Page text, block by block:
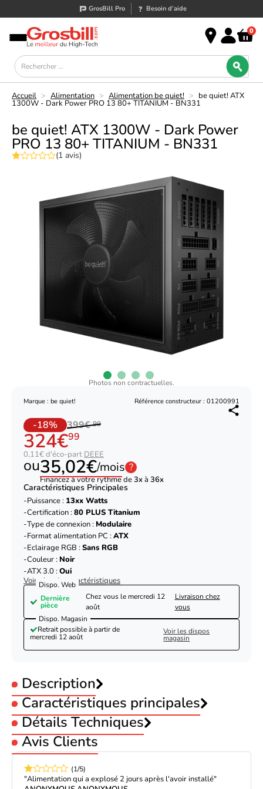
GrosBill Pro Besoin d’aide
0
Accueil > Alimentation > Alimentation be quiet! > be quiet! ATX
1300W - Dark Power PRO 13 80+ TITANIUM - BN331
be quiet! ATX 1300W - Dark Power
PRO 13 80+ TITANIUM - BN331
(1 avis)
Photos non contractuelles.
Marque : be quiet! Référence constructeur : 01200991
-18% 399€ 99
324€99
0,11€ d'éco-part DEEE
ou35,02€/mois ?
Financez à votre rythme de3xà 36x
Caractéristiques Principales
Puissance : 13xx Watts
Certification :80 PLUS Titanium
Type de connexion : Modulaire
Format alimentation PC :ATX
Eclairage RGB :Sans RGB
Couleur : Noir
ATX 3.0 :Oui
Voir plus de caractéristiques
Dispo. Web
Dernière
pièce
Chez vous le mercredi 12
août
Livraison chez
vous
Dispo. Magasin
Retrait possible à partir de
mercredi 12 août
Voir les dispos
magasin
Description
be quiet! ATX 1300W - Dark Power PRO 13 80+
TITANIUM - BN331
Caractéristiques principales
Puissance :13xx Watts
Certification :80 PLUS Titanium
Type de connexion :Modulaire
Format alimentation PC :ATX
Eclairage RGB :
Couleur :Noir
ATX 3.0 :Oui
Détails Techniques
be quiet! Dark Power Pro 13 1300W 80PLUS Titanium
Be Quiet !
BN331
Avis Clients
(1/5)
"Alimentation qui a explosé 2 jours après l'avoir installé"